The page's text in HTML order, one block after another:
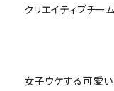
クリエイティブチー
女子ウケする可愛